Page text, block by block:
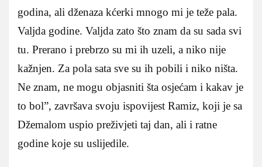
godina, ali dženaza kćerki mnogo mi je teže pala.
Valjda godine. Valjda zato što znam da su sada svi
tu. Prerano i prebrzo su mi ih uzeli, a niko nije
kažnjen. Za pola sata sve su ih pobili i niko ništa.
Ne znam, ne mogu objasniti šta osjećam i kakav je
to bol”, završava svoju ispovijest Ramiz, koji je sa
Džemalom uspio preživjeti taj dan, ali i ratne
godine koje su uslijedile.